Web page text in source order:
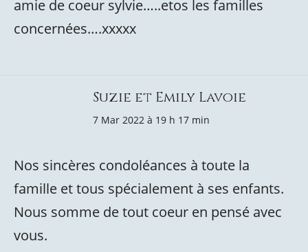
amie de coeur sylvie…..etos les familles
concernées….xxxxx
Suzie et Emily Lavoie
7 Mar 2022 à 19 h 17 min
Nos sincères condoléances à toute la
famille et tous spécialement à ses enfants.
Nous somme de tout coeur en pensé avec
vous.